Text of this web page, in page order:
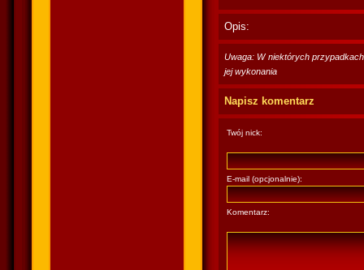
Opis:
Uwaga: W niektórych
jej wykonania
Napisz komentarz
Twój nick:
E-mail (opcjonalnie):
Komentarz: